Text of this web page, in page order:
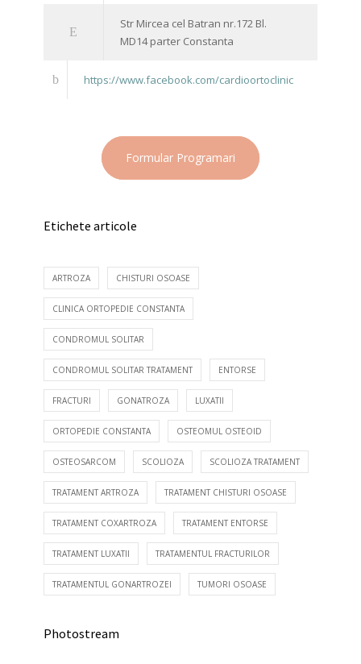
Str Mircea cel Batran nr.172 Bl.
MD14 parter Constanta
https://www.facebook.com/cardioortoclinic
Formular Programari
Etichete articole
ARTROZA CHISTURI OSOASE
CLINICA ORTOPEDIE CONSTANTA
CONDROMUL SOLITAR
CONDROMUL SOLITAR TRATAMENT ENTORSE
FRACTURI GONATROZA LUXATII
ORTOPEDIE CONSTANTA OSTEOMUL OSTEOID
OSTEOSARCOM SCOLIOZA SCOLIOZA TRATAMENT
TRATAMENT ARTROZA TRATAMENT CHISTURI OSOASE
TRATAMENT COXARTROZA TRATAMENT ENTORSE
TRATAMENT LUXATII TRATAMENTUL FRACTURILOR
TRATAMENTUL GONARTROZEI TUMORI OSOASE
Photostream